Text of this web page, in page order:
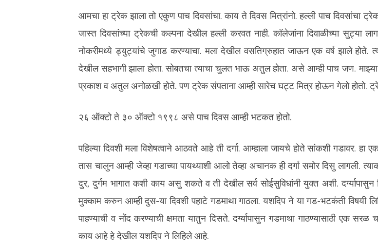
आमचा हा ट्रेक झाला तो एकुण पाच दिवसांचा. काय ते दिवस मित्रांनो. हल्ली पाच दिवसांचा
जास्त दिवसांच्या ट्रेकची कल्पना देखील हल्ली करवत नाही. कॉलेजांना दिवाळीच्या सुट्या
नोकरीमध्ये ड्युट्यांचे जुगाड करण्याचा. मला देखील वसतिग्रुहात जाऊन एक वर्ष झाले होते.
देखील सहभागी झाला होता. सोबतचा त्याचा चुलत भाऊ अतुल होता. असे आम्ही पाच जण.
प्रकाश व अतुल अनोळखी होते. पण ट्रेक संपताना आम्ही सारेच घट्ट मित्र होऊन गेलो होतो.
२६ ऑक्टो ते ३० ऑक्टो १९९८ असे पाच दिवस आम्ही भटकत होतो.
पहिल्या दिवशी मला विशेषत्वाने आठवते आहे ती दर्गा. आम्हाला जायचे होते सांकशी गडावर. हा
तास चालुन आम्ही जेव्हा गडाच्या पायथ्याशी आलो तेव्हा अचानक ही दर्गा समोर दिसु लागली.
दुर, दुर्गम भागात कशी काय असु शकते व ती देखील सर्व सोईसुविधांनी युक्त अशी. दर्ग्यापासुन
मुक्काम करुन आम्ही दुस-या दिवशी पहाटे गडमाथा गाठला. यशदिप ने या गड-भटकंती विषयी
पाहण्याची व नोंद करण्याची क्षमता यातुन दिसते. दर्ग्यापासुन गडमाथा गाठण्यासाठी एक सरळ
काय आहे हे देखील यशदिप ने लिहिले आहे.